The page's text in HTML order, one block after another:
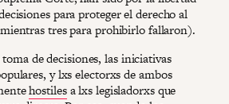
para proteger el derecho al
tres para prohibirlo fallaron).
de decisiones, las iniciativas
y lxs electorxs de ambos
hostilesa lxs legisladorxs que